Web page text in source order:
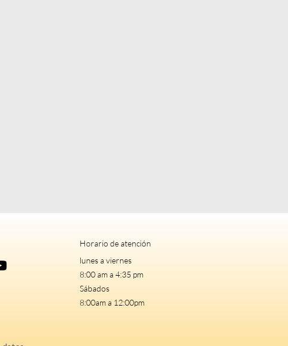
Horario de atención
lunes a viernes
8:00 am a 4:35 pm
Sábados
8:00am a 12:00pm